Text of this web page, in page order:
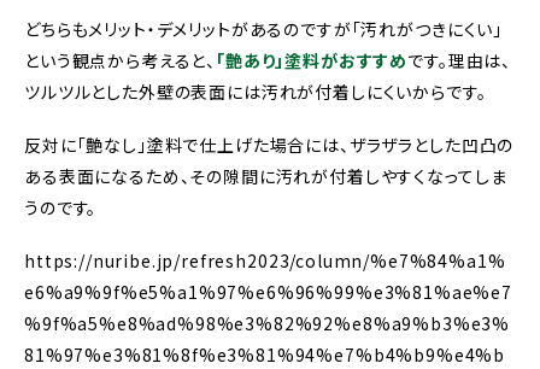
どちらもメリット・デメリットがあるのですが「汚れがつきにくい」
という観点から考えると、 「艶あり」塗料がおすすめです。理由は、
ツルツルとした外壁の表面には汚れが付着しにくいからです。
反対に「艶なし」塗料で仕上げた場合には、ザラザラとした凹凸の
ある表面になるため、その隙間に汚れが付着しやすくなってしま
うのです。
https://nuribe.jp/refresh2023/column/%e7%84%a1%
e6%a9%9f%e5%a1%97%e6%96%99%e3%81%ae%e7
%9f%a5%e8%ad%98%e3%82%92%e8%a9%b3%e3%
81%97%e3%81%8f%e3%81%94%e7%b4%b9%e4%b